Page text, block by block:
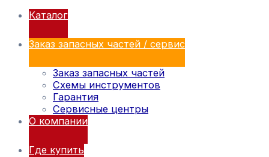
Каталог
Заказ запасных частей / сервис
Заказ запасных частей
Схемы инструментов
Гарантия
Сервисные центры
О компании
Где купить